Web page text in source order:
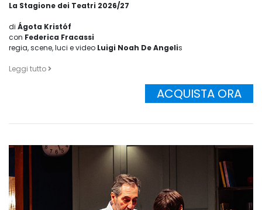
La Stagione dei Teatri 2026/27
di Ágota Kristóf
con Federica Fracassi
regia, scene, luci e video Luigi Noah De Angelis
Leggi tutto
ACQUISTA ORA